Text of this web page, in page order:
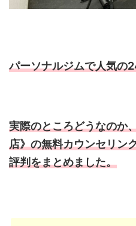
パーソナルジムで人気
実際のところどうなの
店》の無料カウンセリン
評判をまとめました。